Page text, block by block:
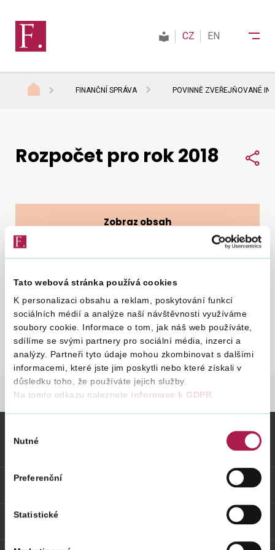
Tato webová stránka používá cookies
K personalizaci obsahu a reklam, poskytování funkcí
sociálních médií a analýze naší návštěvnosti využíváme
soubory cookie. Informace o tom, jak náš web používáte,
sdílíme se svými partnery pro sociální média, inzerci a
analýzy. Partneři tyto údaje mohou zkombinovat s dalšími
informacemi, které jste jim poskytli nebo které získali v
důsledku toho, že používáte jejich služby.
Na tomto odkazu naleznete informace k GDPR
souhlasu
Nutné
Preferenční
Statistické
Daně
Kontakty
Vyhledat na webu
CZ EN
FINANČNÍ SPRÁVA POVINNĚ ZVEŘEJŇOVANÉ
28. 2. 2019
Rozpočet příjmů a výdajů
Rozpočet pro rok 2018
Rozpočet pro rok 2018
Zobraz obsah
FINANČNÍ SPRÁVA POVINNĚ ZVEŘEJŇOVANÉ
Vybrané informace
Odkazy
Weby FS